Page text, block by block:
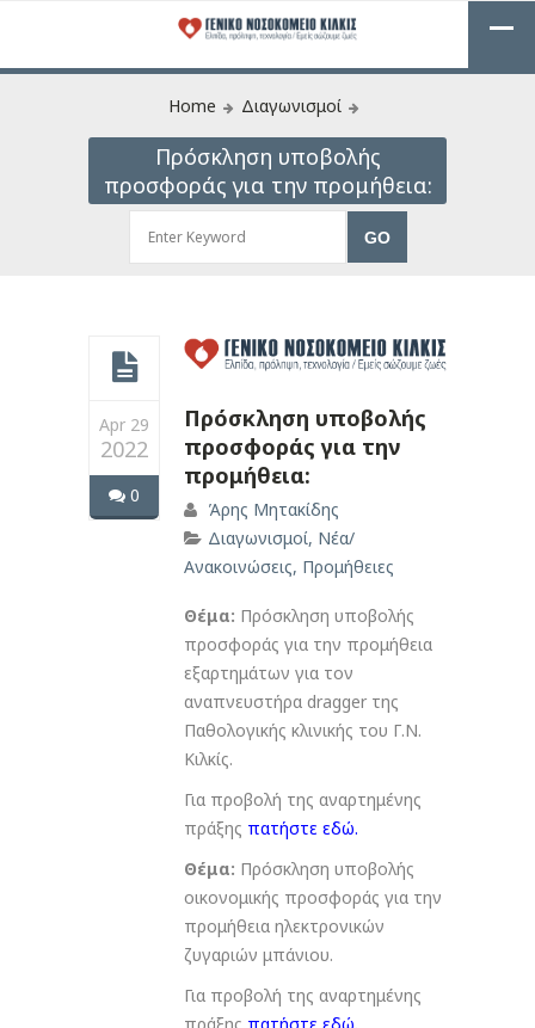
Home Διαγωνισμοί
Πρόσκληση υποβολής
προσφοράς για την προμήθεια:
Apr 29
2022
0
Πρόσκληση υποβολής
προσφοράς για την
προμήθεια:
Άρης Μητακίδης
Διαγωνισμοί, Νέα/
Ανακοινώσεις, Προμήθειες
Θέμα: Πρόσκληση υποβολής
προσφοράς για την προμήθεια
εξαρτημάτων για τον
αναπνευστήρα dragger της
Παθολογικής κλινικής του Γ.Ν.
Κιλκίς.
Για προβολή της αναρτημένης
πράξης πατήστε εδώ.
Θέμα: Πρόσκληση υποβολής
οικονομικής προσφοράς για την
προμήθεια ηλεκτρονικών
ζυγαριών μπάνιου.
Για προβολή της αναρτημένης